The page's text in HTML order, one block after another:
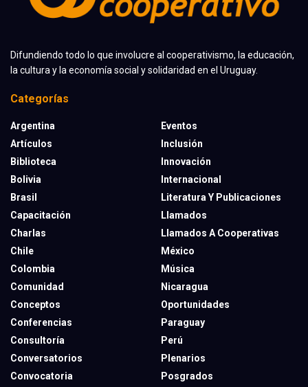
Difundiendo todo lo que involucre al cooperativismo, la educación,
la cultura y la economía social y solidaridad en el Uruguay.
Categorías
Argentina
Artículos
Biblioteca
Bolivia
Brasil
Capacitación
Charlas
Chile
Colombia
Comunidad
Conceptos
Conferencias
Consultoría
Conversatorios
Convocatoria
Eventos
Inclusión
Innovación
Internacional
Literatura Y Publicaciones
Llamados
Llamados A Cooperativas
México
Música
Nicaragua
Oportunidades
Paraguay
Perú
Plenarios
Posgrados